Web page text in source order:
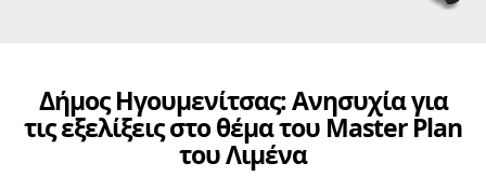
Δήμος Ηγουμενίτσας: Ανησυχία για
τις εξελίξεις στο θέμα του Master Plan
του Λιμένα